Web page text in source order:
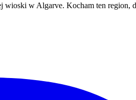
w Algarve. Kocham ten region,